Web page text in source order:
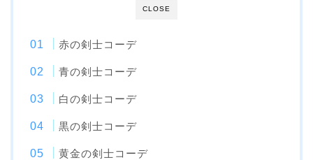
CLOSE
赤の剣士コーデ
青の剣士コーデ
白の剣士コーデ
黒の剣士コーデ
黄金の剣士コーデ